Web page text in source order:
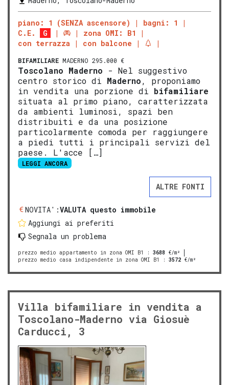
piano: 1 (SENZA ascensore)
bagni: 1
C.E.
G
zona OMI: B1
con terrazza
con balcone
BIFAMILIARE MADERNO 295.000 €
Toscolano Maderno - Nel suggestivo
centro storico di Maderno, proponiamo
in vendita una porzione di bifamiliare
situata al primo piano, caratterizzata
da ambienti luminosi, spazi ben
distribuiti e da una posizione
particolarmente comoda per raggiungere
a piedi tutti i principali servizi del
paese. L'acce […]
LEGGI ANCORA
ALTRE FONTI
NOVITA':VALUTA questo immobile
Aggiungi ai preferiti
Segnala un problema
prezzo medio appartamento in zona OMI B1 : 3688 €/m²
prezzo medio casa indipendente in zona OMI B1
: 3572 €/m²
Villa bifamiliare in vendita a
Toscolano-Maderno via Giosuè
Carducci, 3